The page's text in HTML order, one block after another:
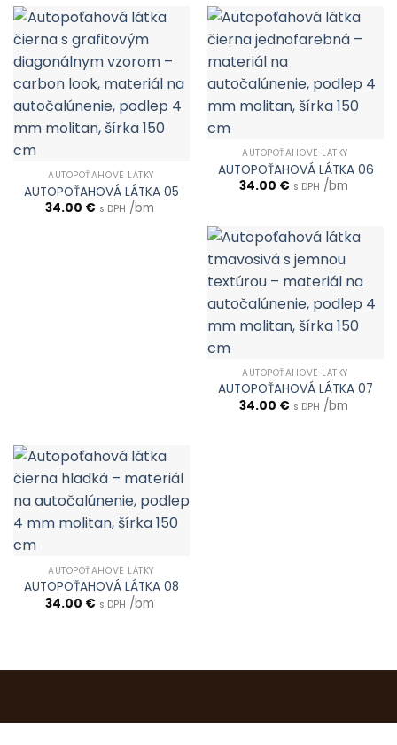
AUTOPOŤAHOVÉ LÁTKY
AUTOPOŤAHOVÁ LÁTKA 05
34.00 € s DPH /bm
AUTOPOŤAHOVÉ LÁTKY
AUTOPOŤAHOVÁ LÁTKA 06
34.00 € s DPH /bm
AUTOPOŤAHOVÉ LÁTKY
AUTOPOŤAHOVÁ LÁTKA 07
34.00 € s DPH /bm
AUTOPOŤAHOVÉ LÁTKY
AUTOPOŤAHOVÁ LÁTKA 08
34.00 € s DPH /bm